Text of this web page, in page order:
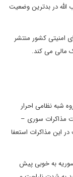
الله در بدترین وضعیت
امنیتی کشور منتشر
شبه نظامی احرار
مذاکرات سوری –
این مذاکرات استعفا
سوریه به خوبی پیش